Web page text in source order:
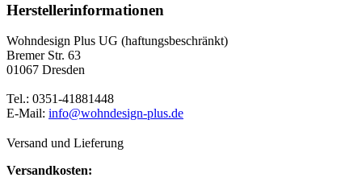
Herstellerinformationen
Wohndesign Plus UG (haftungsbeschränkt)
Bremer Str. 63
01067 Dresden
Tel.: 0351-41881448
E-Mail: info@wohndesign-plus.de
Versand und Lieferung
Versandkosten: